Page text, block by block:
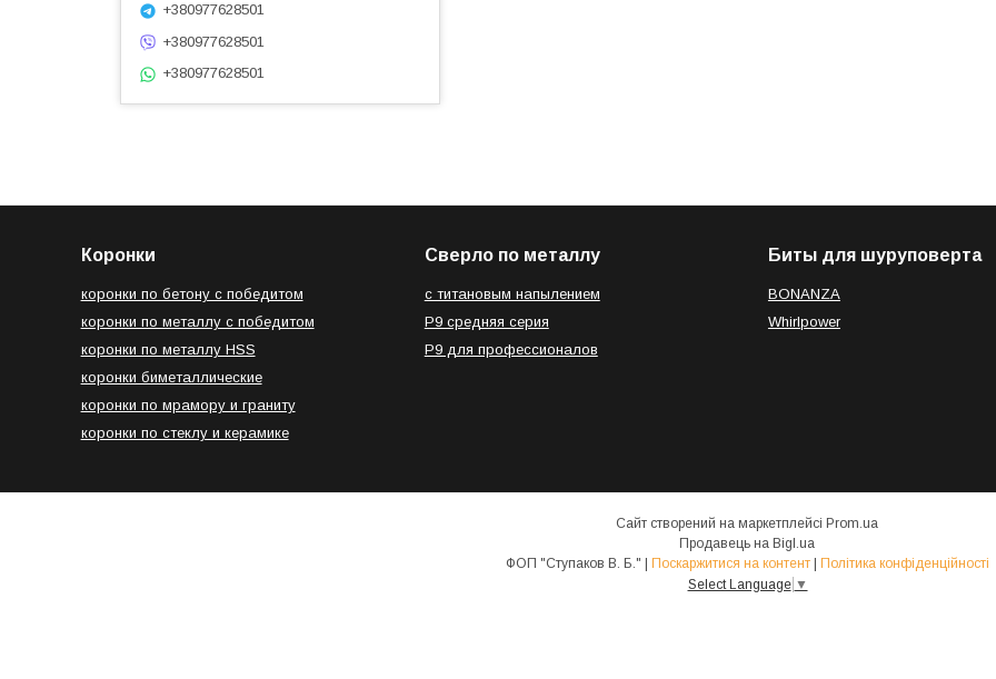
+380977628501
+380977628501
+380977628501
Коронки
коронки по бетону с победитом
коронки по металлу с победитом
коронки по металлу HSS
коронки биметаллические
коронки по мрамору и граниту
коронки по стеклу и керамике
Сверло по металлу
с титановым напылением
Р9 средняя серия
Р9 для профессионалов
Биты для шуруповерта
BONANZA
Whirlpower
Сайт створений на маркетплейсі Prom.ua
Продавець на Bigl.ua
Поскаржитися на контент
Політика конфіденційності
Select Language ▼